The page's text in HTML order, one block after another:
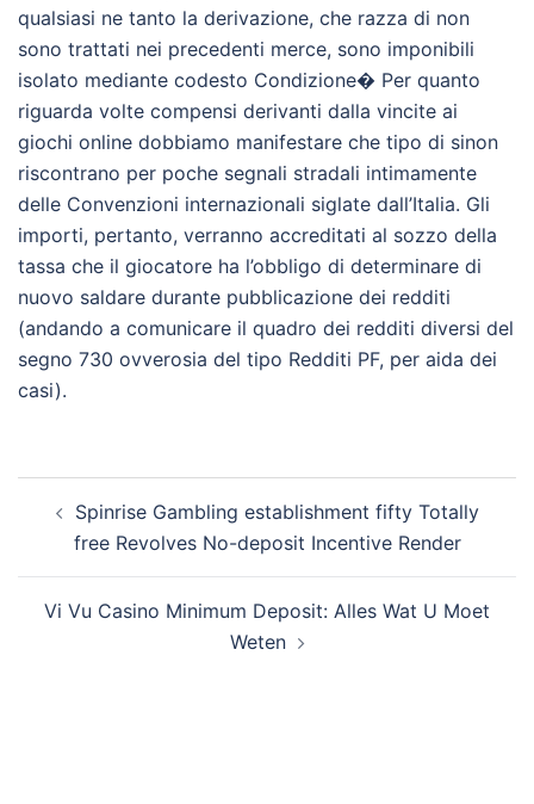
qualsiasi ne tanto la derivazione, che razza di non
sono trattati nei precedenti merce, sono imponibili
isolato mediante codesto Condizione� Per quanto
riguarda volte compensi derivanti dalla vincite ai
giochi online dobbiamo manifestare che tipo di sinon
riscontrano per poche segnali stradali intimamente
delle Convenzioni internazionali siglate dall’Italia. Gli
importi, pertanto, verranno accreditati al sozzo della
tassa che il giocatore ha l’obbligo di determinare di
nuovo saldare durante pubblicazione dei redditi
(andando a comunicare il quadro dei redditi diversi del
segno 730 ovverosia del tipo Redditi PF, per aida dei
casi).
navigation
Spinrise Gambling establishment fifty Totally
free Revolves No-deposit Incentive Render
Vi Vu Casino Minimum Deposit: Alles Wat U Moet
Weten